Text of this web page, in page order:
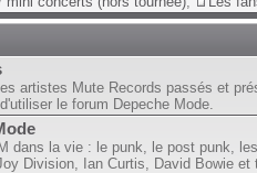
artistes Mute Records passés et
le forum Depeche Mode.
dans la vie : le punk, le post punk,
Division, Ian Curtis, David Bowie et